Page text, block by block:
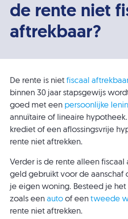
de rente niet
aftrekbaar?
De rente is niet fiscaal
binnen 30 jaar stapsgewijs
goed met een persoonlijke
annuïtaire of lineaire
krediet of een aflossingsvrije
rente niet aftrekken.
Verder is de rente alleen fiscaal
geld gebruikt voor de aanschaf
je eigen woning. Besteed je het
zoals een auto of een tweede
rente niet aftrekken.